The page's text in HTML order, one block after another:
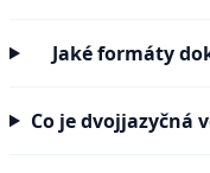
Jaké formáty
Co je dvojjazyčná